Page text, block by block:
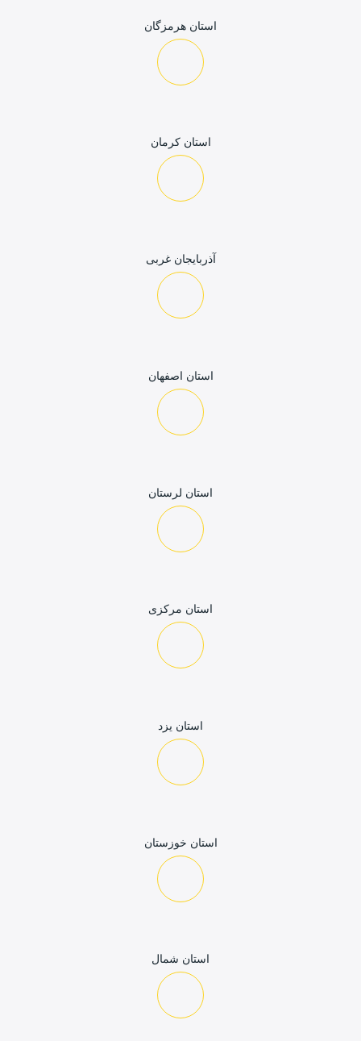
استان هرمزگان
استان کرمان
آذربایجان غربی
استان اصفهان
استان لرستان
استان مرکزی
استان یزد
استان خوزستان
استان شمال